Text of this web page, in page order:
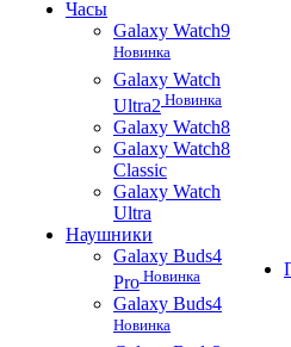
Часы
Galaxy Watch9
Новинка
Galaxy Watch
Ultra2 Новинка
Galaxy Watch8
Galaxy Watch8
Classic
Galaxy Watch
Ultra
Наушники
Galaxy Buds4
Pro Новинка
Galaxy Buds4
Новинка